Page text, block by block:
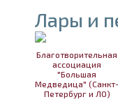
Лары и
Благотворительная
ассоциация
"Большая
Медведица" (Санкт-
Петербург и ЛО)